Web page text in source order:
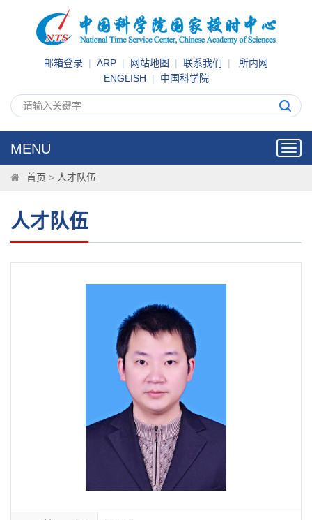
邮箱登录 | ARP | 网站地图 | 联系我们 | 所内网
ENGLISH | 中国科学院
MENU
首页 > 人才队伍
人才队伍